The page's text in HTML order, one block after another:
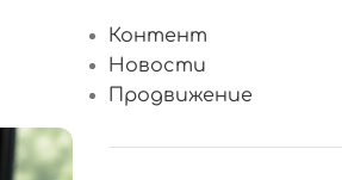
Контент
Новости
Продвижение